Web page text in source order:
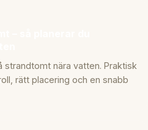
strandtomt nära vatten. Praktisk
rätt placering och en snabb